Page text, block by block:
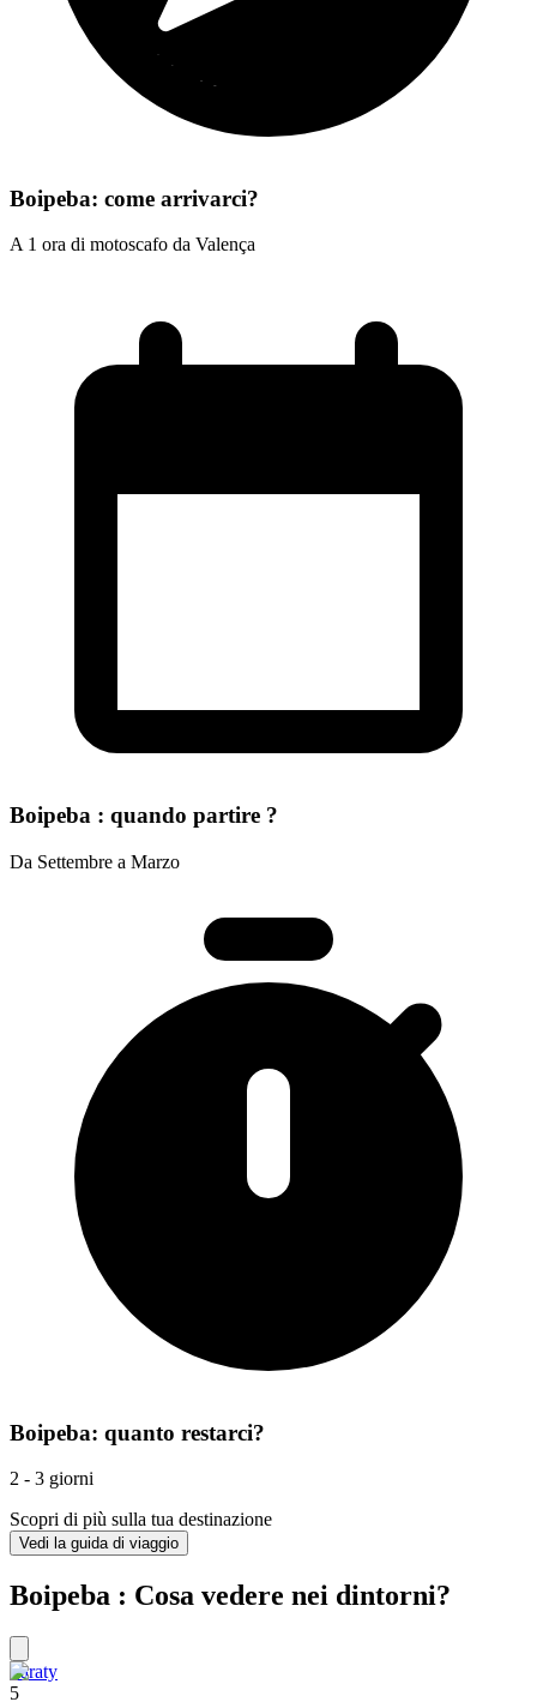
Boipeba: come arrivarci?
A 1 ora di motoscafo da Valença
Boipeba : quando partire ?
Da Settembre a Marzo
Boipeba: quanto restarci?
2 - 3 giorni
Scopri di più sulla tua destinazione
Vedi la guida di viaggio
Boipeba : Cosa vedere nei dintorni?
Paraty
5